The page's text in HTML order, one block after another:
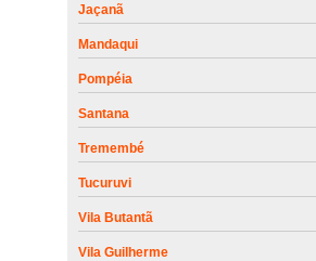
Jaçanã
Mandaqui
Pompéia
Santana
Tremembé
Tucuruvi
Vila Butantã
Vila Guilherme